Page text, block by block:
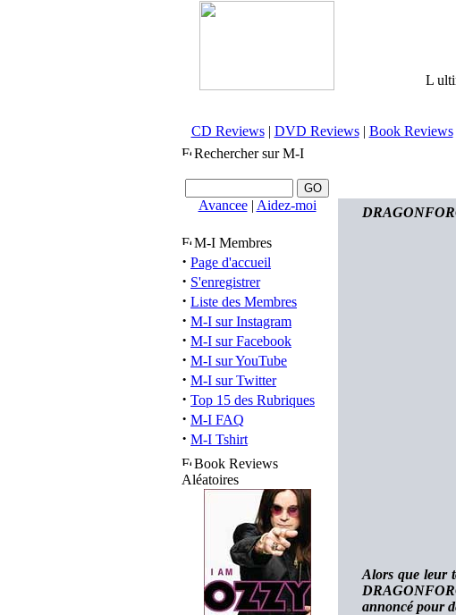
L
CD Reviews| DVD Reviews| Book Reviews
Rechercher sur M-I
Avancee| Aidez-moi
M-I Membres
· Page d'accueil
· S'enregistrer
· Liste des Membres
· M-I sur Instagram
· M-I sur Facebook
· M-I sur YouTube
· M-I sur Twitter
· Top 15 des Rubriques
· M-I FAQ
· M-I Tshirt
Book Reviews
Aléatoires
Alors que leur
annoncé pour